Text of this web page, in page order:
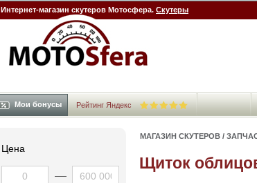
Интернет-магазин скутеров Мотосфера. Скутеры
Мои бонусы Рейтинг Яндекс
Цена
МАГАЗИН СКУТЕРОВ /
Щиток